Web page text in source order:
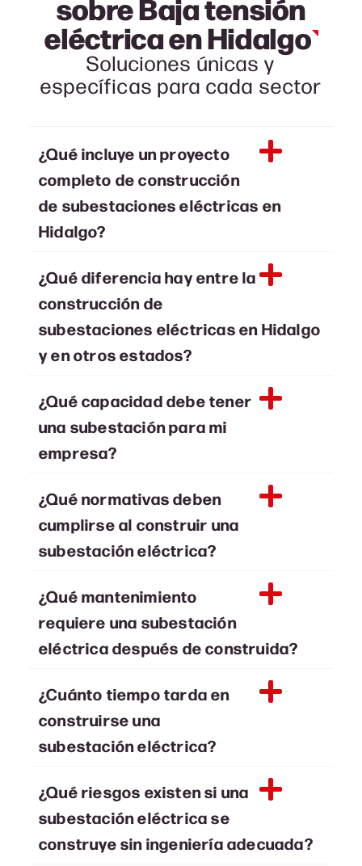
eléctrica enHidalgo
Soluciones únicas y
específicas para cada sector
¿Qué incluye un proyecto
completo de construcción
de subestaciones eléctricas en
Hidalgo?
¿Qué diferencia hay entre la
construcción de
subestaciones eléctricas en Hidalgo
y en otros estados?
¿Qué capacidad debe tener
una subestación para mi
empresa?
¿Qué normativas deben
cumplirse al construir una
subestación eléctrica?
¿Qué mantenimiento
requiere una subestación
eléctrica después de construida?
¿Cuánto tiempo tarda en
construirse una
subestación eléctrica?
¿Qué riesgos existen si una
subestación eléctrica se
construye sin ingeniería adecuada?